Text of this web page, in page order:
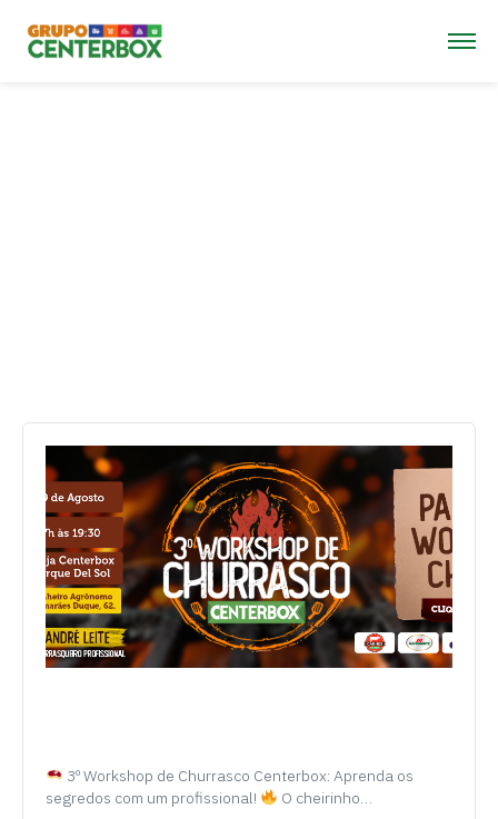
3º Workshop de Churrasco Centerbox: Aprenda os
segredos com um profissional!
O cheirinho…